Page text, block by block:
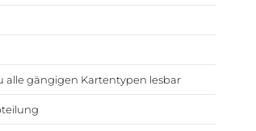
alle gängigen Kartentypen lesbar